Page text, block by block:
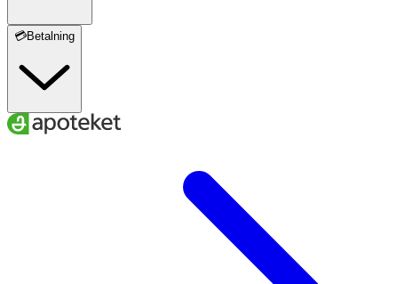
💳Betalning